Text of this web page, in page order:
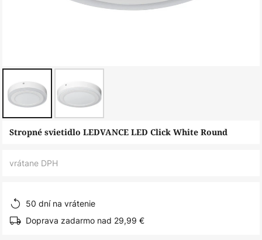
Preskočiť
Stropné svietidlo LEDVANCE LED Click White Round
vrátane DPH
50 dní na vrátenie
Doprava zadarmo nad 29,99 €